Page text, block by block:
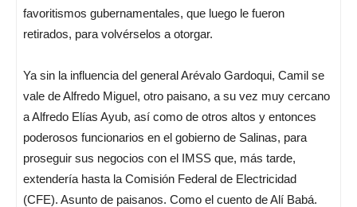
favoritismos gubernamentales, que luego le fueron
retirados, para volvérselos a otorgar.
Ya sin la influencia del general Arévalo Gardoqui, Camil se
vale de Alfredo Miguel, otro paisano, a su vez muy cercano
a Alfredo Elías Ayub, así como de otros altos y entonces
poderosos funcionarios en el gobierno de Salinas, para
proseguir sus negocios con el IMSS que, más tarde,
extendería hasta la Comisión Federal de Electricidad
(CFE). Asunto de paisanos. Como el cuento de Alí Babá.